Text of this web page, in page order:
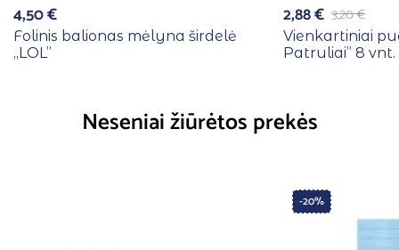
4,50€
Folinis balionas mėlyna širdelė
,,LOL”
3,20€
2,88€
Vienkartiniai
Patruliai” 8 vnt.
Neseniai žiūrėtos prekės
-20%